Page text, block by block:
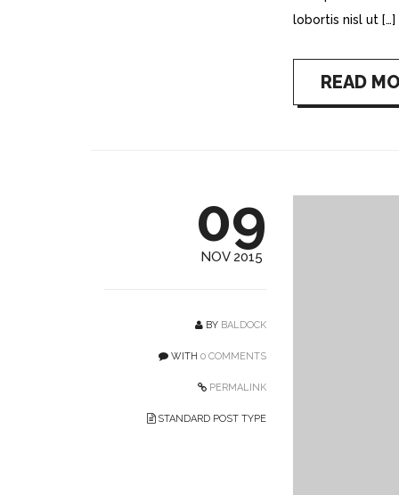
lobortis nisl ut […]
READ
09
NOV 2015
BY BALDOCK
WITH 0 COMMENTS
PERMALINK
STANDARD POST TYPE